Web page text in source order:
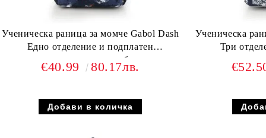
Ученическа раница за момче Gabol Dash
Едно отделение и подплатен
полиестерен гръб
€40.99 80.17лв.
Ученическа
Три